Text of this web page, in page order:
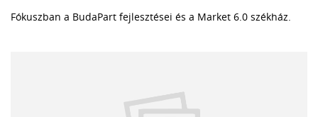
Fókuszban a BudaPart fejlesztései és a Market 6.0 székház.